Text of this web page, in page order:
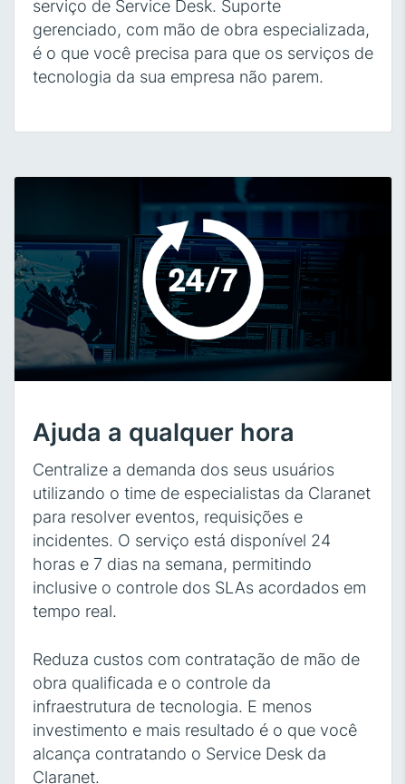
serviço de Service Desk. Suporte
gerenciado, com mão de obra especializada,
é o que você precisa para que os serviços de
tecnologia da sua empresa não parem.
Ajuda a qualquer hora
Centralize a demanda dos seus usuários
utilizando o time de especialistas da Claranet
para resolver eventos, requisições e
incidentes. O serviço está disponível 24
horas e 7 dias na semana, permitindo
inclusive o controle dos SLAs acordados em
tempo real.
Reduza custos com contratação de mão de
obra qualificada e o controle da
infraestrutura de tecnologia. E menos
investimento e mais resultado é o que você
alcança contratando o Service Desk da
Claranet.